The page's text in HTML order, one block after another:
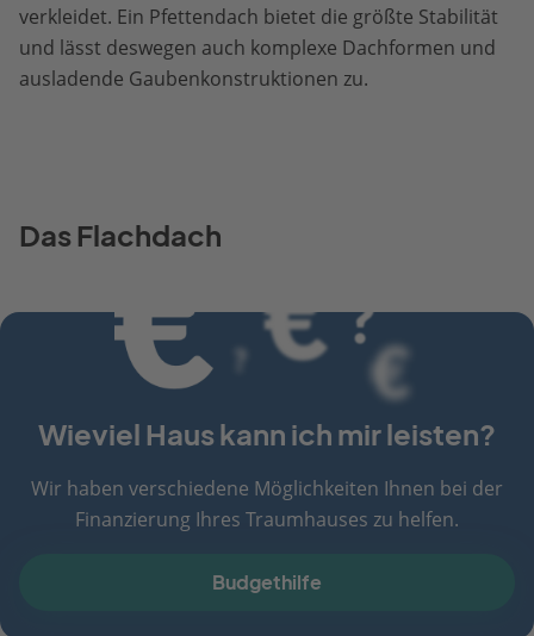
verkleidet. Ein Pfettendach bietet die größte Stabilität
und lässt deswegen auch komplexe Dachformen und
ausladende Gaubenkonstruktionen zu.
Das Flachdach
Wieviel Haus kann ich mir leisten?
Wir haben verschiedene Möglichkeiten Ihnen bei der
Finanzierung Ihres Traumhauses zu helfen.
Budgethilfe